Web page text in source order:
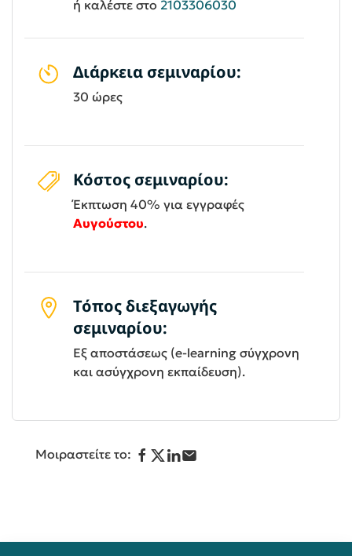
ή καλέστε στο 2103306030
Διάρκεια σεμιναρίου:
30 ώρες
Κόστος σεμιναρίου:
Έκπτωση 40% για εγγραφές
Αυγούστου.
Τόπος διεξαγωγής
σεμιναρίου:
Εξ αποστάσεως (e-learning σύγχρονη
και ασύγχρονη εκπαίδευση).
Μοιραστείτε το: